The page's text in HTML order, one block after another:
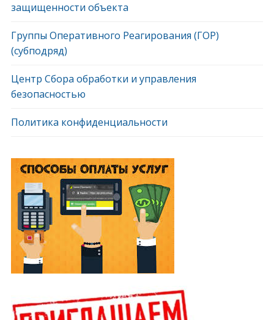
защищенности объекта
Группы Оперативного Реагирования (ГОР)
(субподряд)
Центр Сбора обработки и управления
безопасностью
Политика конфиденциальности